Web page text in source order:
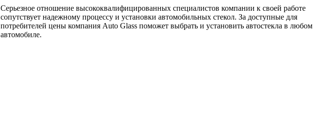
Серьезное отношение высококвалифицированных специалистов компании к своей работе
сопутствует надежному процессу и установки автомобильных стекол. За доступные для
потребителей цены компания Auto Glass поможет выбрать и установить автостекла в любом
автомобиле.